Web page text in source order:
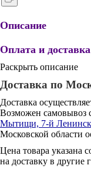
Описание
Оплата и доставка
Раскрыть описание
Доставка по
Доставка
Возможен самовывоз
Мытищи, 7-й
Московской области
Цена товара указана
на доставку в другие